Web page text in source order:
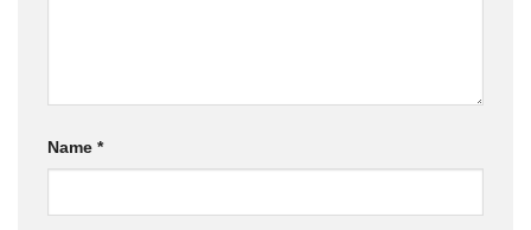
Name *